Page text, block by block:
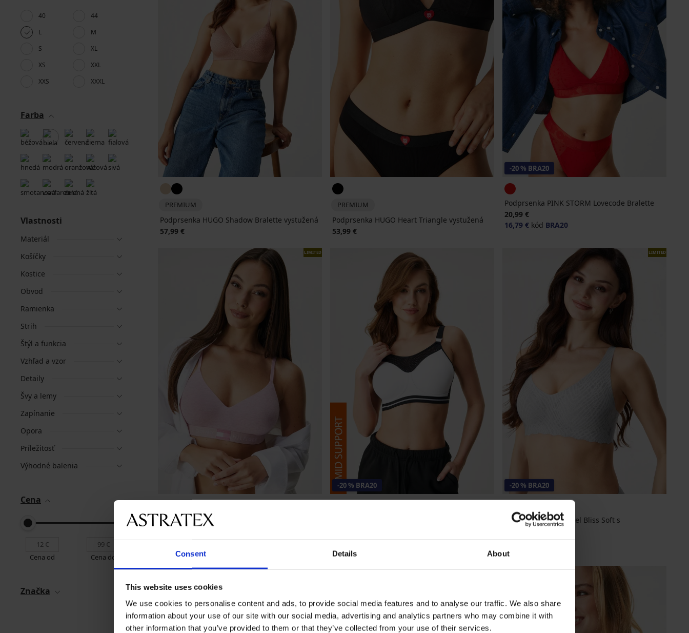
Consent Details About
This website uses cookies
We use cookies to personalise content and ads, to provide social media features and to analyse our traffic. We also share
information about your use of our site with our social media, advertising and analytics partners who may combine it with
other information that you’ve provided to them or that they’ve collected from your use of their services.
40
44
L
M
S
XL
XS
XXL
XXS
XXXL
Farba
Vlastnosti
Materiál
Košíčky
Kostice
Obvod
Ramienka
Strih
Štýl a funkcia
Vzhľad a vzor
Detaily
Švy a lemy
Zapínanie
Opora
Príležitosť
Výhodné balenia
Cena
Cena od Cena do
Značka
PREMIUM
Podprsenka HUGO Shadow Bralette vystužená
57,99 €
PREMIUM
Podprsenka HUGO Heart Triangle vystužená
53,99 €
-20 % BRA20
Podprsenka PINK STORM Lovecode Bralette
20,99 €
16,79 €kód BRA20
LIMITED
PREMIUM
-20 % BRA20
33,59 €kódBRA20
LIMITED
-20 % BRA20
Podprsenka ZERO Feel Bliss Soft s
vyberateľnými vy...
43,99 €
35,19 €